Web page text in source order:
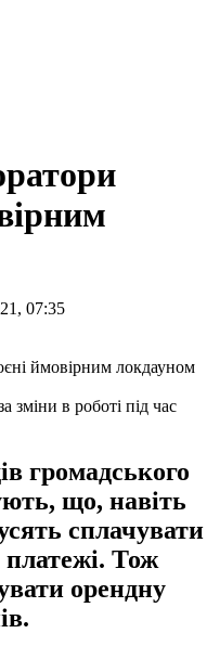
07:35
зміни в роботі під час
громадського
що, навіть
сплачувати
платежі. Тож
орендну